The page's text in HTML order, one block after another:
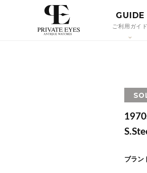
GUIDE
ご利用ガイド
ブラン